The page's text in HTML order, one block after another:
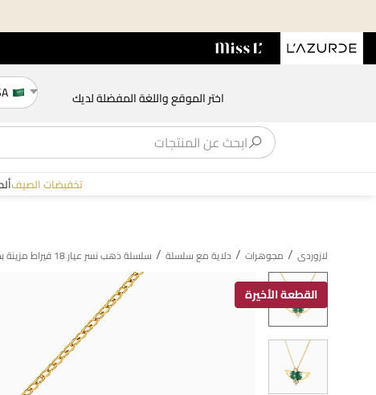
اختر الموقع واللغة المفضلة لديك
تخفيضات الصيف
لازوردى / مجوهرات / دلاية مع سلسلة / سلسلة ذهب نسر عيار 18 قيراط مزينة بحجر أخضر
القطعة الأخيرة